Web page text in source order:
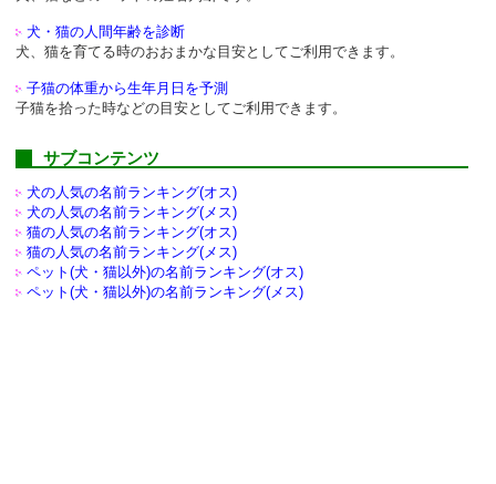
犬・猫の人間年齢を診断
犬、猫を育てる時のおおまかな目安としてご利用できます。
子猫の体重から生年月日を予測
子猫を拾った時などの目安としてご利用できます。
サブコンテンツ
犬の人気の名前ランキング(オス)
犬の人気の名前ランキング(メス)
猫の人気の名前ランキング(オス)
猫の人気の名前ランキング(メス)
ペット(犬・猫以外)の名前ランキング(オス)
ペット(犬・猫以外)の名前ランキング(メス)